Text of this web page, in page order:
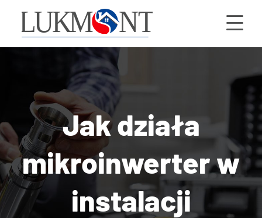
Jak działa
mikroinwerter w
instalacji